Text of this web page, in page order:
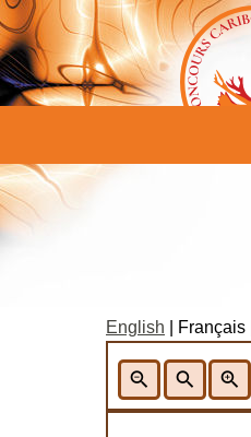
English | Français |
zoom_out search zoom_in